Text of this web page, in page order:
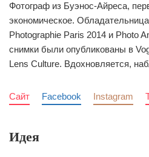
EN
UA
Фотограф из Буэнос-Айреса,
экономическое.
Photographie Paris 2014 и Photo
снимки были опубликованы в
Lens Culture. Вдохновляется,
Сайт Facebook Instagram
Идея